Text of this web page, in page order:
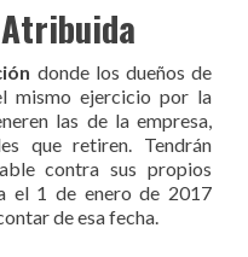
donde los dueños de
mismo ejercicio por la
las de la empresa,
que retiren. Tendrán
contra sus propios
el 1 de enero de 2017
de esa fecha.